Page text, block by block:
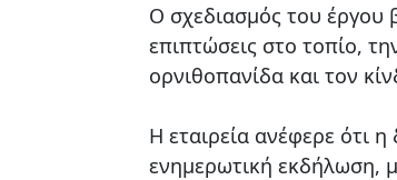
Ο σχεδιασμός του έργου
επιπτώσεις στο τοπίο,
ορνιθοπανίδα και τον
Η εταιρεία ανέφερε ότι
ενημερωτική εκδήλωση,